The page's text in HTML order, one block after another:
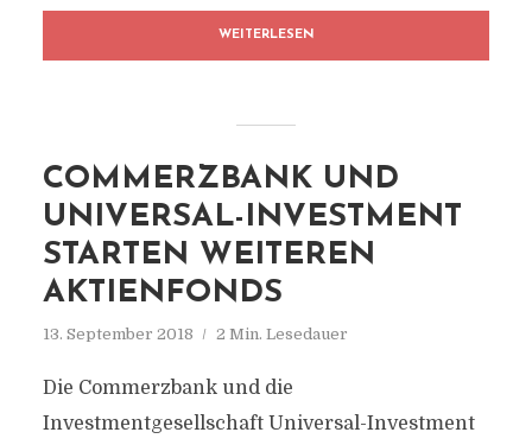
WEITERLESEN
COMMERZBANK UND
UNIVERSAL-INVESTMENT
STARTEN WEITEREN
AKTIENFONDS
13. September 2018 2 Min. Lesedauer
Die Commerzbank und die
Investmentgesellschaft Universal-Investment